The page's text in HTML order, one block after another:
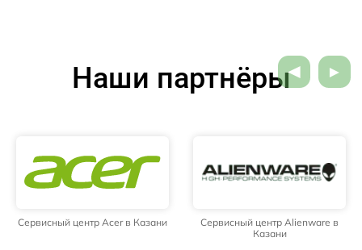
Наши партнёры
Сервисный центр Acer в Казани
Сервисный центр Alienware в
Казани